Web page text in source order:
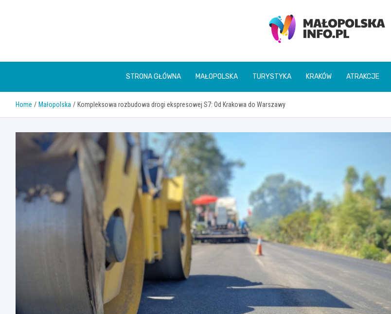
Małopolska Info
STRONA GŁÓWNA MAŁOPOLSKA TURYSTYKA KRAKÓW ATRAKCJE
Home Małopolska Kompleksowa rozbudowa drogi ekspresowej S7: Od Krakowa do Warszawy